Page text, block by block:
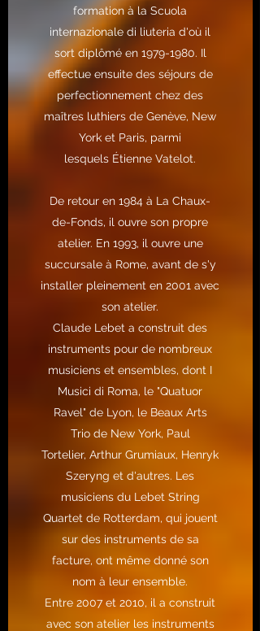
formation à la Scuola
internazionale di liuteria d'où il
sort diplômé en 1979-1980. Il
effectue ensuite des séjours de
perfectionnement chez des
maîtres luthiers de Genève, New
York et Paris, parmi
lesquels Étienne Vatelot.
De retour en 1984 à La Chaux-
de-Fonds, il ouvre son propre
atelier. En 1993, il ouvre une
succursale à Rome, avant de s'y
installer pleinement en 2001 avec
son atelier.
Claude Lebet a construit des
instruments pour de nombreux
musiciens et ensembles, dont I
Musici di Roma, le "Quatuor
Ravel" de Lyon, le Beaux Arts
Triode New York, Paul
Tortelier, Arthur Grumiaux, Henryk
Szeryng et d'autres. Les
musiciens du Lebet String
Quartet de Rotterdam, qui jouent
sur des instruments de sa
facture, ont même donné son
nom à leur ensemble.
Entre 2007 et 2010, il a construit
avec son atelier les instruments